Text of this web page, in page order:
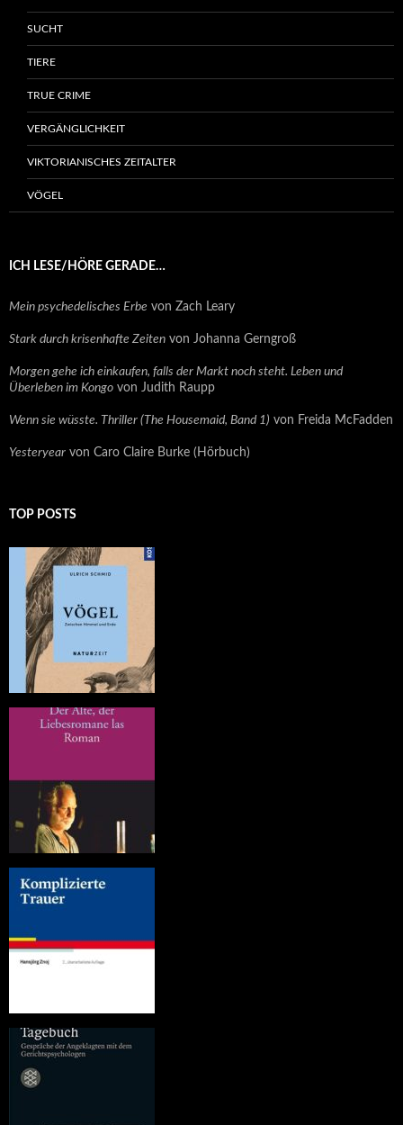
SUCHT
TIERE
TRUE CRIME
VERGÄNGLICHKEIT
VIKTORIANISCHES ZEITALTER
VÖGEL
ICH LESE/HÖRE GERADE…
Mein psychedelisches Erbe von Zach Leary
Stark durch krisenhafte Zeiten von Johanna Gerngroß
Morgen gehe ich einkaufen, falls der Markt noch steht. Leben und
Überleben im Kongo von Judith Raupp
Wenn sie wüsste. Thriller (The Housemaid, Band 1) von Freida McFadden
Yesteryear von Caro Claire Burke (Hörbuch)
TOP POSTS